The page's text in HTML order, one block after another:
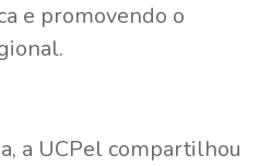
e promovendo o
a UCPel compartilhou